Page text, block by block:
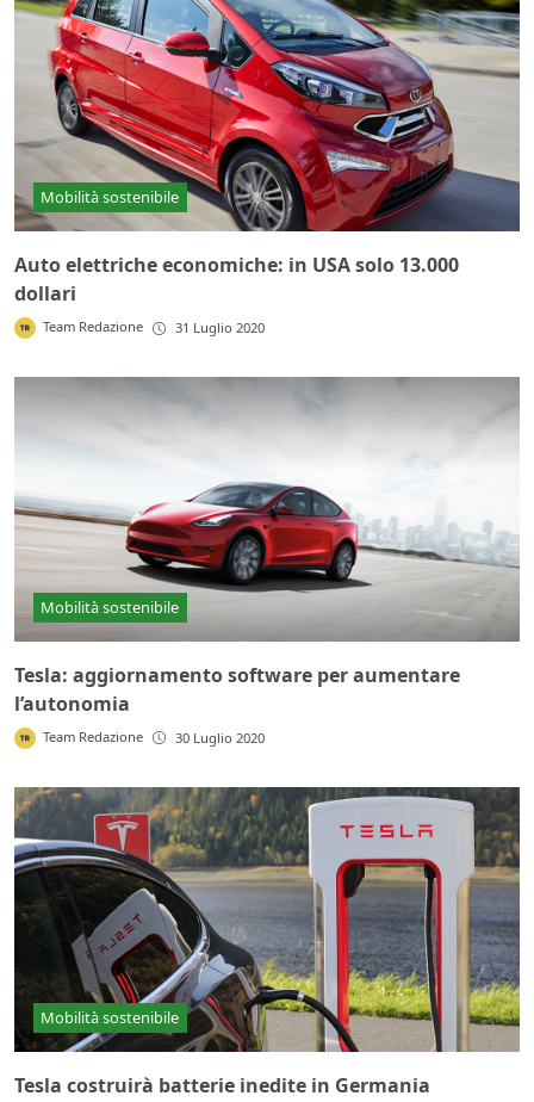
Mobilità sostenibile
Auto elettriche economiche: in USA solo 13.000
dollari
Team Redazione 31 Luglio 2020
Mobilità sostenibile
Tesla: aggiornamento software per aumentare
l’autonomia
Team Redazione 30 Luglio 2020
Mobilità sostenibile
Tesla costruirà batterie inedite in Germania